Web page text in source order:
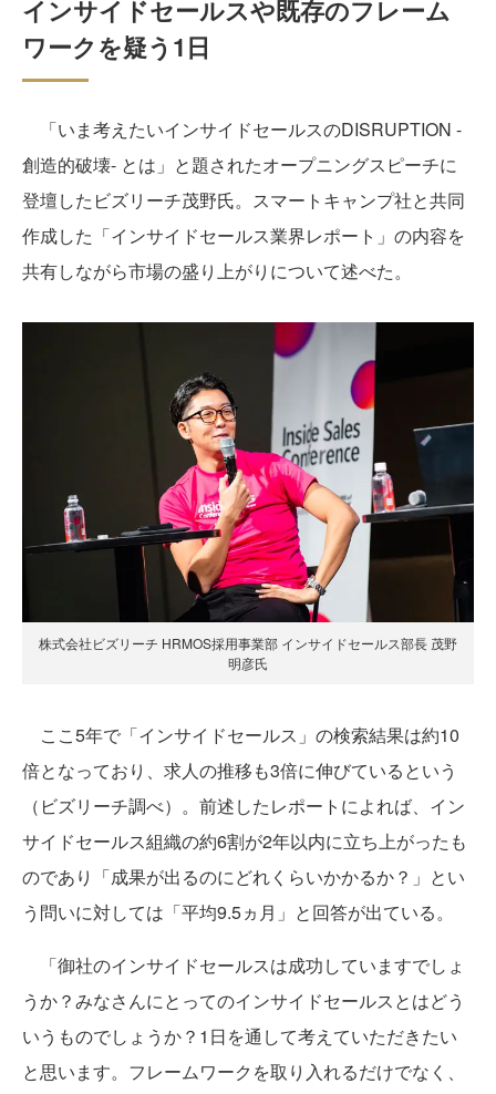
インサイドセールスや既存のフレーム
ワークを疑う1日
「いま考えたいインサイドセールスのDISRUPTION -
創造的破壊- とは」と題されたオープニングスピーチに
登壇したビズリーチ茂野氏。スマートキャンプ社と共同
作成した「インサイドセールス業界レポート」の内容を
共有しながら市場の盛り上がりについて述べた。
株式会社ビズリーチ HRMOS採用事業部 インサイドセールス部長 茂野
明彦氏
ここ5年で「インサイドセールス」の検索結果は約10
倍となっており、求人の推移も3倍に伸びているという
（ビズリーチ調べ）。前述したレポートによれば、イン
サイドセールス組織の約6割が2年以内に立ち上がったも
のであり「成果が出るのにどれくらいかかるか？」とい
う問いに対しては「平均9.5ヵ月」と回答が出ている。
「御社のインサイドセールスは成功していますでしょ
うか？みなさんにとってのインサイドセールスとはどう
いうものでしょうか？1日を通して考えていただきたい
と思います。フレームワークを取り入れるだけでなく、